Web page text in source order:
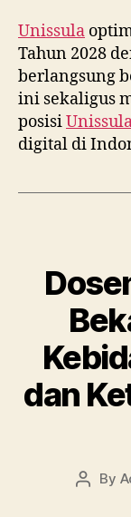
Unissula
Tahun 2028
berlangsung
ini sekaligus
posisi
digital di
dan
Post
By